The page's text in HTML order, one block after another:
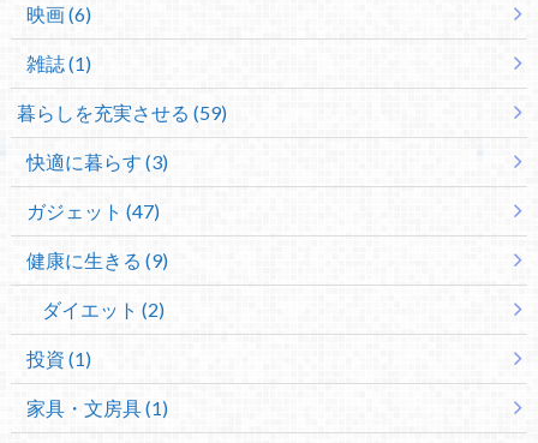
映画 (6)
雑誌 (1)
暮らしを充実させる (59)
快適に暮らす (3)
ガジェット (47)
健康に生きる (9)
ダイエット (2)
投資 (1)
家具・文房具 (1)